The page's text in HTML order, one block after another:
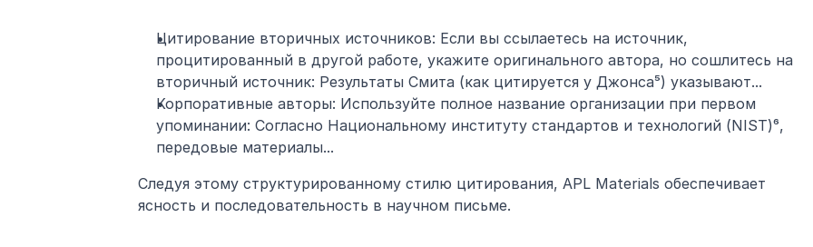
Цитирование вторичных источников: Если вы ссылаетесь на источник,
процитированный в другой работе, укажите оригинального автора, но сошлитесь на
вторичный источник: Результаты Смита (как цитируется у Джонса⁵) указывают...
Корпоративные авторы: Используйте полное название организации при первом
упоминании: Согласно Национальному институту стандартов и технологий (NIST)⁶,
передовые материалы...
Следуя этому структурированному стилю цитирования, APL Materials обеспечивает
ясность и последовательность в научном письме.